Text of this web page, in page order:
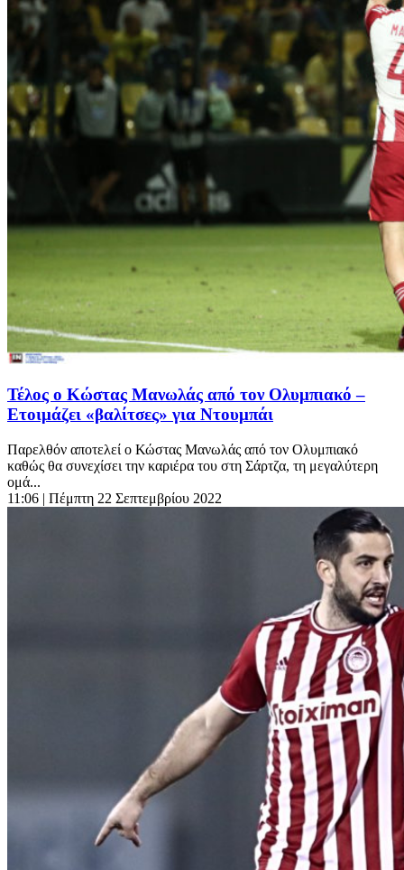
Τέλος ο Κώστας Μανωλάς από τον Ολυμπιακό –
Ετοιμάζει «βαλίτσες» για Ντουμπάι
Παρελθόν αποτελεί ο Κώστας Μανωλάς από τον Ολυμπιακό
καθώς θα συνεχίσει την καριέρα του στη Σάρτζα, τη μεγαλύτερη
ομά...
11:06 | Πέμπτη 22 Σεπτεμβρίου 2022